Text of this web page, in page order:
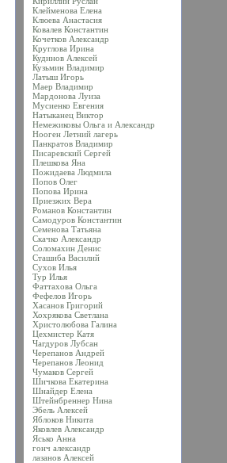
Клейменова Елена
Клюева Анастасия
Ковалев Константин
Кочетков Александр
Круглова Ирина
Кудинов Алексей
Кузьмин Владимир
Латыш Игорь
Маер Владимир
Мардонова Луиза
Мусиенко Евгения
Натыканец Виктор
Немежиковы Ольга и Александр
Нооген Летний лагерь
Панкратов Владимир
Писаревский Сергей
Плешкова Яна
Пожидаева Людмила
Попов Олег
Попова Ирина
Приезжих Вера
Романов Константин
Самодуров Константин
Семенова Татьяна
Скачко Александр
Соломахин Денис
Сташиба Василий
Сухов Илья
Тур Илья
Фаттахова Oльга
Фефелов Игорь
Хасанoв Григорий
Хохрякова Светлана
Христолюбова Галина
Цехмистер Катя
Чагдуров Лубсан
Черепанов Андрей
Черепанов Леонид
Чумаков Сергей
Шичкова Екатерина
Шнайдер Елена
Штейнбреннер Нина
Эбель Алексей
Яблоков Никита
Яковлев Александр
Ясько Анна
гонч александр
лазанов Алексей